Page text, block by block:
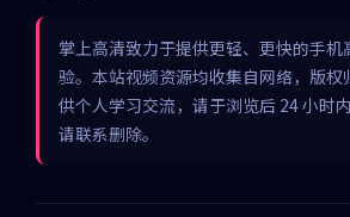
掌上高清致力于提供更轻、更快的手机
验。本站视频资源均收集自网络，版权
供个人学习交流，请于浏览后 24 小时
请联系删除。